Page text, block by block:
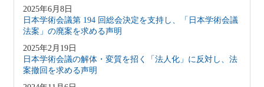
2025年6月8日
日本学術会議第 194 回総会決定を支持し、「日本学術会議
法案」の廃案を求める声明
2025年2月19日
日本学術会議の解体・変質を招く「法人化」に反対し、法
案撤回を求める声明